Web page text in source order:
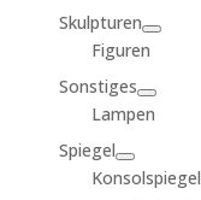
Skulpturen
Figuren
Sonstiges
Lampen
Spiegel
Konsolspiegel